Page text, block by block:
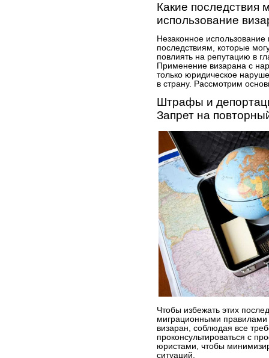
Какие последствия
использование
Незаконное
последствиям, которые
повлиять на репутацию в
Применение визарана с
только юридическое
в страну. Рассмотрим
Штрафы и
Запрет на
Чтобы избежать этих
миграционными правилами
визаран, соблюдая все
проконсультироваться с
юристами, чтобы
ситуаций.